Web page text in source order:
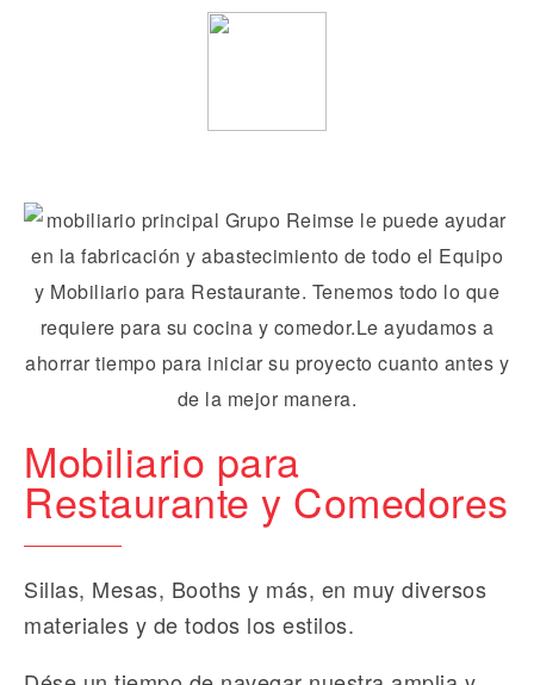
Mobiliario para
Restaurante y Comedores
Sillas, Mesas, Booths y más, en muy diversos
materiales y de todos los estilos.